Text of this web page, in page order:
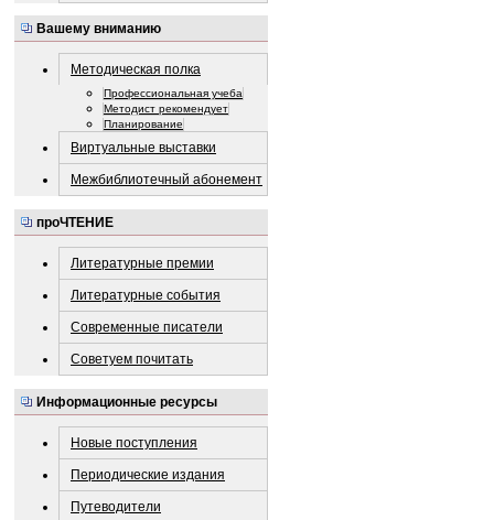
Вашему вниманию
Методическая полка
Профессиональная учеба
Методист рекомендует
Планирование
Виртуальные выставки
Межбиблиотечный абонемент
проЧТЕНИЕ
Литературные премии
Литературные события
Современные писатели
Советуем почитать
Информационные ресурсы
Новые поступления
Периодические издания
Путеводители